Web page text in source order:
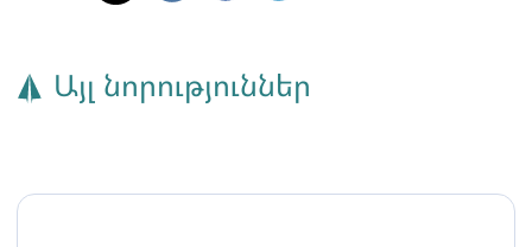
Այլ նորություններ